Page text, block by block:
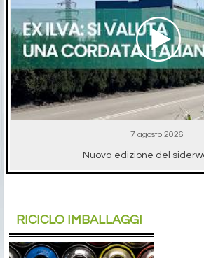
7 agosto 2026
Nuova edizione del
RICICLO IMBALLAGGI